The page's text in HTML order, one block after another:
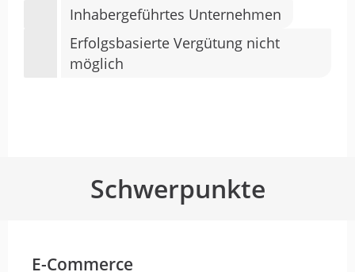
Inhabergeführtes Unternehmen
Erfolgsbasierte Vergütung nicht
möglich
Schwerpunkte
E-Commerce